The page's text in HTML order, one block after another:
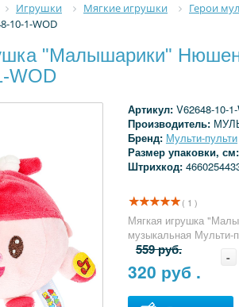
Игрушки Мягкие игрушки
Герои
10-1-WOD
"Малышарики"
WOD
Артикул: V62648-10-
Производитель:
Бренд: Мульти-пульти
Размер упаковки,
Штрихкод:
( 1 )
Мягкая игрушка
музыкальная Мульти-
559 руб.
320 руб .
-